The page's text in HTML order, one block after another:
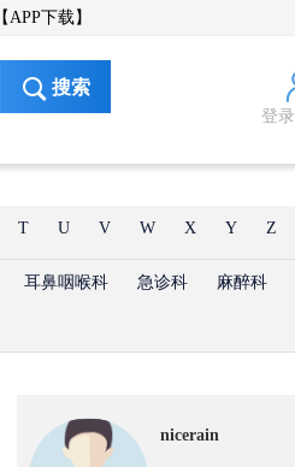
【APP下载】
搜索
登录
T U V W X Y Z
耳鼻咽喉科 急诊科 麻醉科
nicerain